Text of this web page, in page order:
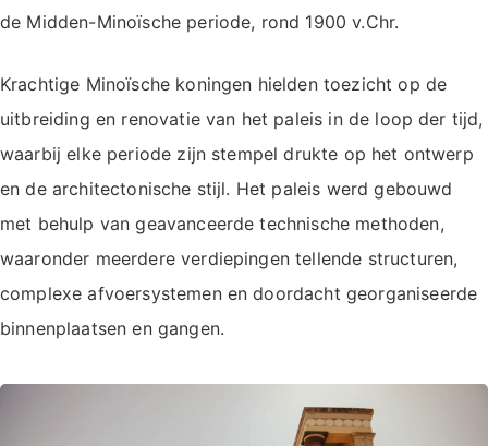
de Midden-Minoïsche periode, rond 1900 v.Chr.
Krachtige Minoïsche koningen hielden toezicht op de
uitbreiding en renovatie van het paleis in de loop der tijd,
waarbij elke periode zijn stempel drukte op het ontwerp
en de architectonische stijl. Het paleis werd gebouwd
met behulp van geavanceerde technische methoden,
waaronder meerdere verdiepingen tellende structuren,
complexe afvoersystemen en doordacht georganiseerde
binnenplaatsen en gangen.